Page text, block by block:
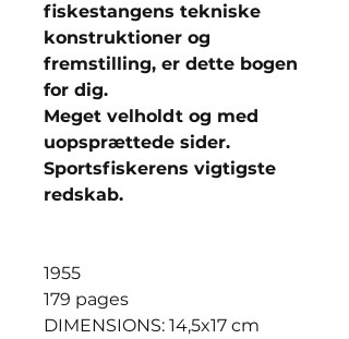
fiskestangens tekniske
konstruktioner og
fremstilling, er dette bogen
for dig.
Meget velholdt og med
uopsprættede sider.
Sportsfiskerens vigtigste
redskab.
1955
179 pages
DIMENSIONS: 14,5x17 cm